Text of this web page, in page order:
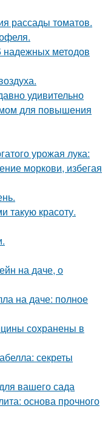
рассады томатов.
надежных методов
удивительно
для повышения
урожая лука:
моркови, избегая
такую красоту.
на даче, о
на даче: полное
сохранены в
секреты
вашего сада
основа прочного